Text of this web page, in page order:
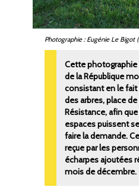
Photographie : Eugénie Le Bigot
Cette photographie
de la République
consistant en le fait
des arbres, place
Résistance, afin
espaces puissent
faire la demande.
reçue par les
écharpes ajoutées
mois de décembre.